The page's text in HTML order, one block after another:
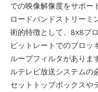
での映像解像度をサポー
ロードバンドストリーミ
術的特徴として、8x8ブ
ビットレートでのブロッ
ループフィルタがありま
ルテレビ放送システムの
セットトップボックスや